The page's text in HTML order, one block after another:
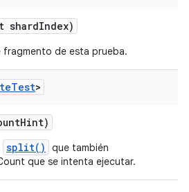
shardIndex)
fragmento de esta prueba.
Test>
Hint)
split()
que también
que se intenta ejecutar.